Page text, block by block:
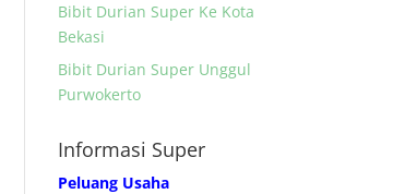
Bibit Durian Super Ke Kota
Bekasi
Bibit Durian Super Unggul
Purwokerto
Informasi Super
Peluang Usaha